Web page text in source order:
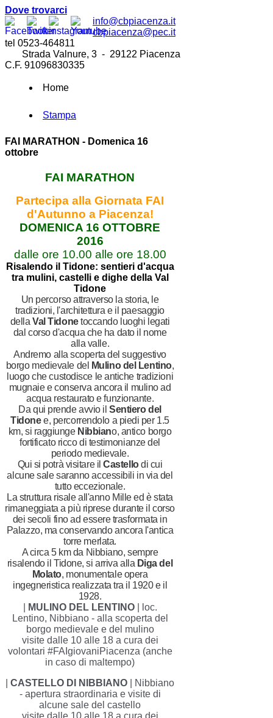
Dove trovarci
info@cbpiacenza.it
cbpiacenza@pec.it
tel 0523-464811
Strada Valnure, 3 - 29122 Piacenza
C.F. 91096830335
Home
Stampa
FAI MARATHON - Domenica 16
ottobre
FAI MARATHON
Partecipa alla Giornata FAI
d'Autunno a Piacenza!
DOMENICA 16 OTTOBRE
2016
dalle ore 10.00 alle ore 18.00
Risalendo il Tidone: sentieri d'acqua
tra mulini, castelli e dighe della Val
Tidone
Un percorso attraverso la storia, le
tradizioni, l'architettura e il paesaggio
dellaVal Tidonetoccando luoghi legati
dal corso d'acqua che ha dato il nome
alla valle.
Andremo alla scoperta del suggestivo
borgo medievale del Mulino del Lentino,
luogo che custodisce le antiche tradizioni
mugnaie e conserva ancora il mulino ad
acqua restaurato e funzionante.
Da qui prende avvio ilSentiero del
Tidonee, percorrendolo a piedi per 1.5
km, si raggiunge Nibbiano, antico borgo
fortificato ricco di testimonianze del
periodo medievale.
Qui si potrà visitare ilCastellodi cui
alcune sale saranno accessibili in via del
tutto eccezionale.
La struttura risale all'anno Mille ed è stata
rimaneggiata a più riprese durante il corso
dei secoli fino ad essere trasformata in
Palazzo, ma conservando ancora l'antica
torre merlata.
A circa 5 km da Nibbiano, sempre
risalendo il Tidone, si arriva alla Diga del
Molato, monumentale opera
ingegneristica realizzata tra il 1920 e il
1928.
MULINO DEL LENTINO| loc.
Lentino, Nibbiano - alla scoperta del
borgo medievale e del mulino
visite dalle 10 alle 18 a cura dei
volontari #FAIgiovaniPiacenza (anche
in caso di maltempo)
|CASTELLO DI NIBBIANO | Nibbiano
- apertura straordinaria e visite di
alcune sale del castello
visite dalle 10 alle 18 a cura dei